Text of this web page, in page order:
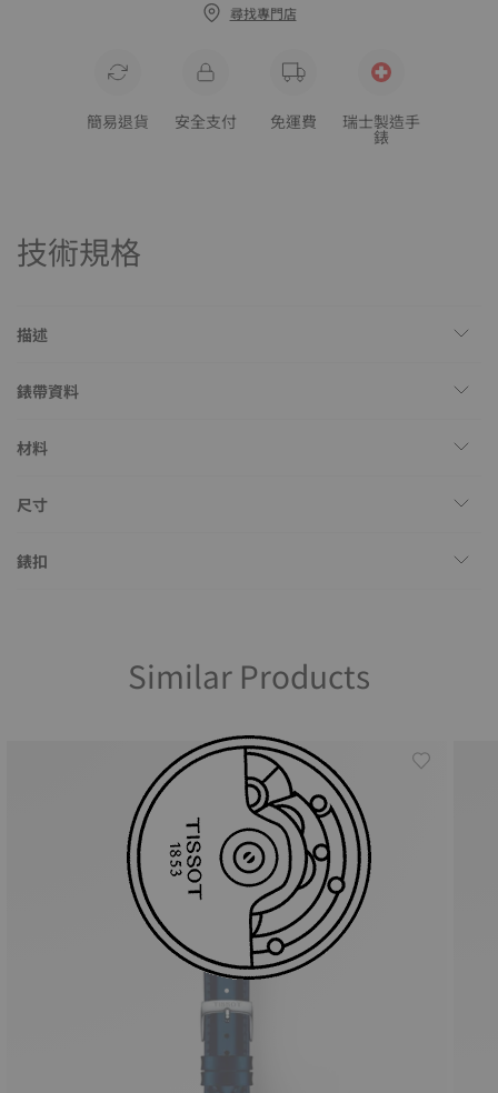
尋找專門店
簡易退貨 安全支付 免運費 瑞士製造手
錶
技術規格
描述
錶帶資料
材料
尺寸
錶扣
Similar Products